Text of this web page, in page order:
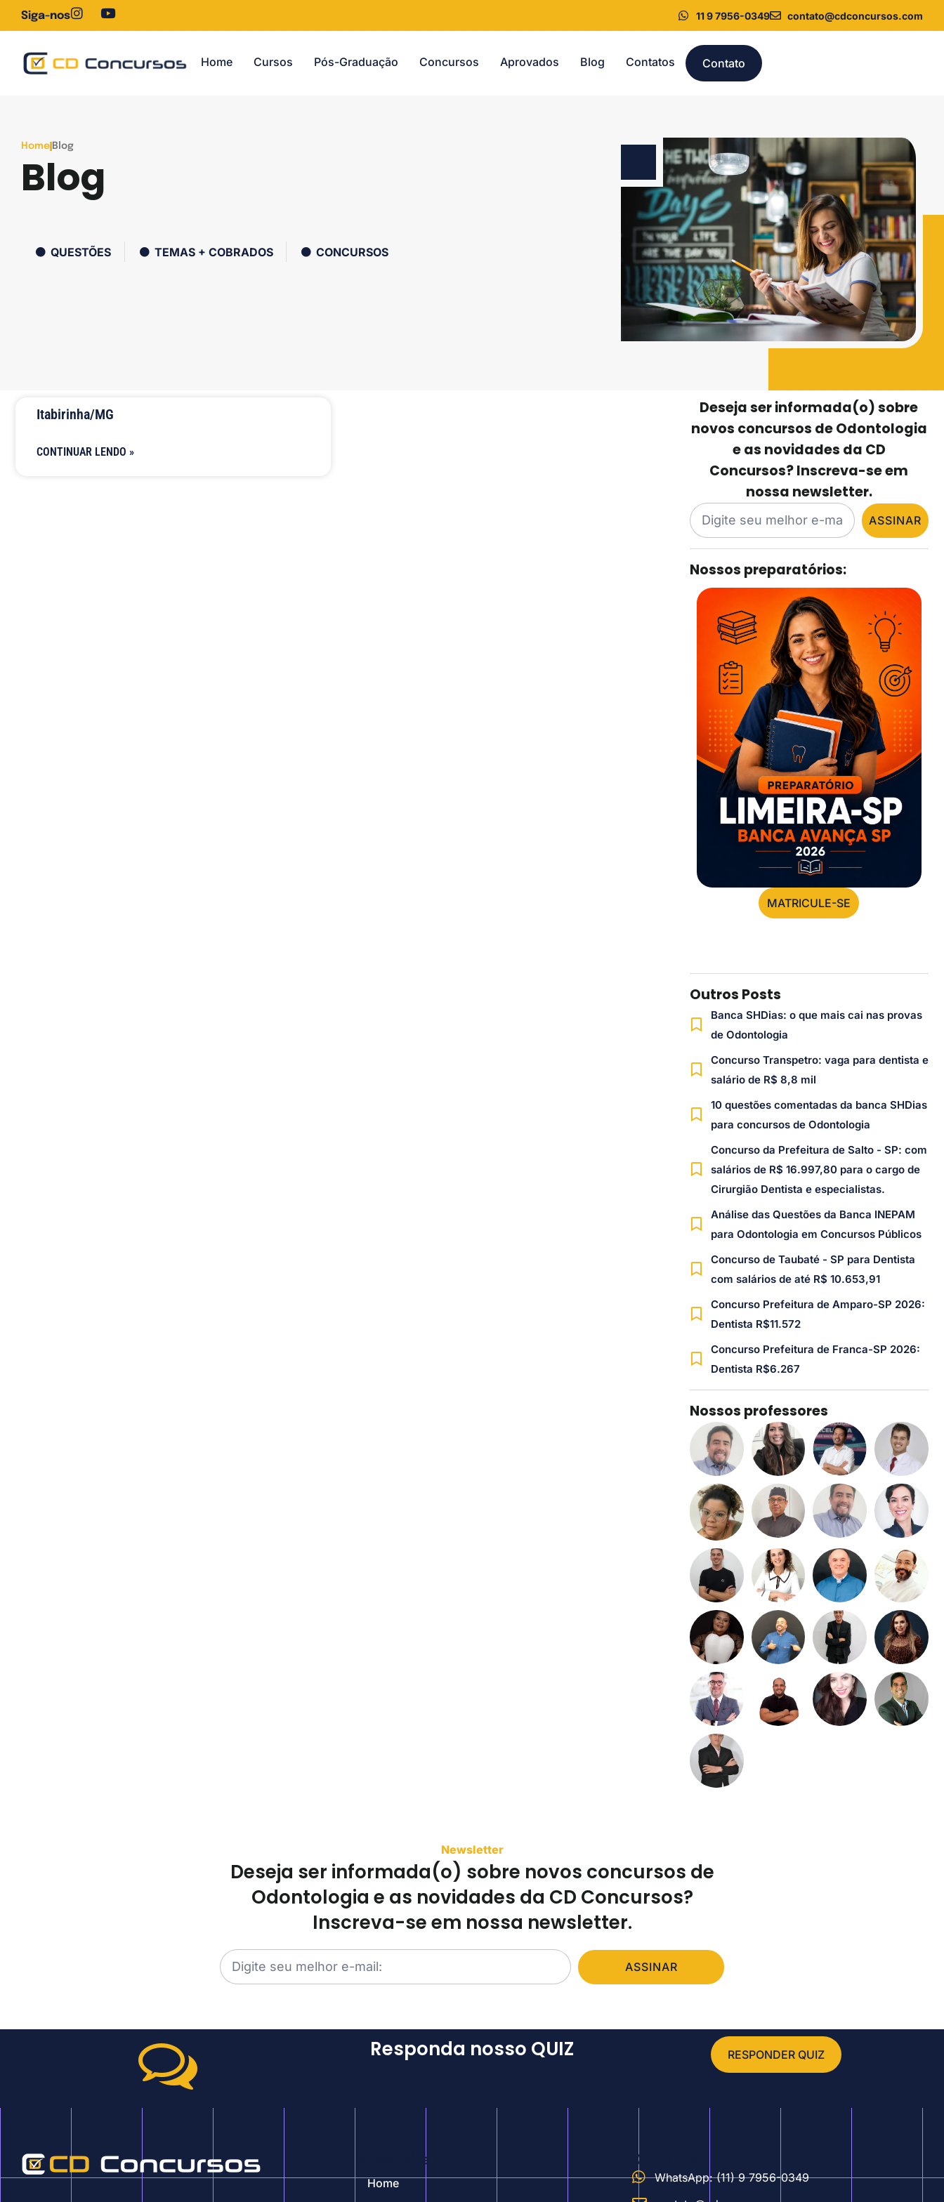
Siga-nos 11 9 7956-0349 contato@cdconcursos.com
Home Cursos Pós-Graduação Concursos Aprovados Blog Contatos Contato
Home Blog
Blog
QUESTÕES TEMAS + COBRADOS CONCURSOS
Itabirinha/MG
CONTINUAR LENDO »
Deseja ser informada(o) sobre
novos concursos de Odontologia
e as novidades da CD
Concursos? Inscreva-se em
nossa newsletter.
ASSINAR
Nossos preparatórios:
MATRICULE-SE
Outros Posts
Banca SHDias: o que mais cai nas provas
de Odontologia
Concurso Transpetro: vaga para dentista e
salário de R$ 8,8 mil
10 questões comentadas da banca SHDias
para concursos de Odontologia
Concurso da Prefeitura de Salto - SP: com
salários de R$ 16.997,80 para o cargo de
Cirurgião Dentista e especialistas.
Análise das Questões da Banca INEPAM
para Odontologia em Concursos Públicos
Concurso de Taubaté - SP para Dentista
com salários de até R$ 10.653,91
Concurso Prefeitura de Amparo-SP 2026:
Dentista R$11.572
Concurso Prefeitura de Franca-SP 2026:
Dentista R$6.267
Nossos professores​
Newsletter
Deseja ser informada(o) sobre novos concursos de
Odontologia e as novidades da CD Concursos?
Inscreva-se em nossa newsletter.
ASSINAR
Responda nosso QUIZ RESPONDER QUIZ
Nosso site
Home
Contatos
WhatsApp: (11) 9 7956-0349